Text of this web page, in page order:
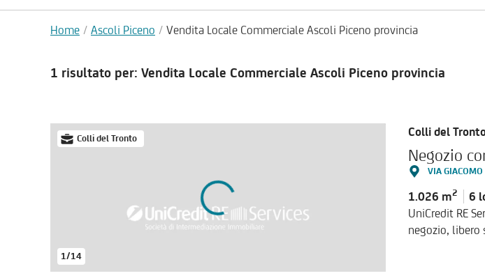
Home Ascoli Piceno Vendita Locale Commerciale Ascoli Piceno provincia
1 risultato per: Vendita Locale Commerciale Ascoli Piceno provincia
Colli del Tronto
1/14
Colli del
Negozio
VIA GIACOMO
1.026 m2 6
UniCredit RE
negozio, libero
piano interrato,